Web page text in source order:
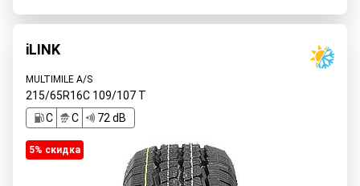
iLINK
MULTIMILE A/S
215/65R16C 109/107 T
C
C 72 dB
5% cкидка